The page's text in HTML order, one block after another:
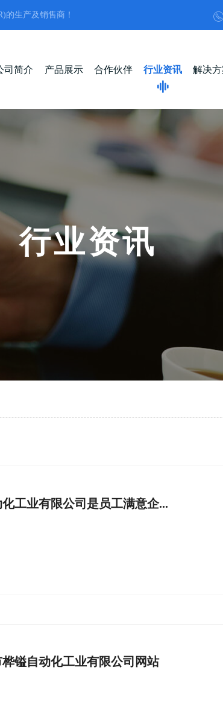
的生产及销售商！
司简介 产品展示 合作伙伴 行业资讯 解决
行业资讯
工业有限公司是员工满意企...
镒自动化工业有限公司网站